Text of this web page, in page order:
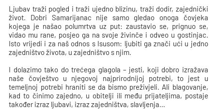
Ljubav traži pogled i traži ujedno blizinu, traži dodir, zajednički
život. Dobri Samarijanac nije samo gledao onoga čovjeka
kojega je našao polumrtva uz put: zaustavio se, prignuo se,
vidao mu rane, posjeo ga na svoje živinče i odveo u gostinjac.
Isto vrijedi i za naš odnos s Isusom: ljubiti ga znači ući u jedno
zajedništvo života, u zajedništvo s njim.
I dolazimo tako do trećega glagola – jesti, koji dobro izražava
naše čovještvo u njegovoj najprirodnijoj potrebi, to jest u
temeljnoj potrebi hraniti se da bismo preživjeli. Ali blagovanje,
kad to činimo zajedno, u obitelji ili među prijateljima, postaje
također izraz ljubavi, izraz zajedništva, slavljenja…